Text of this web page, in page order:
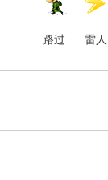
路过 雷人